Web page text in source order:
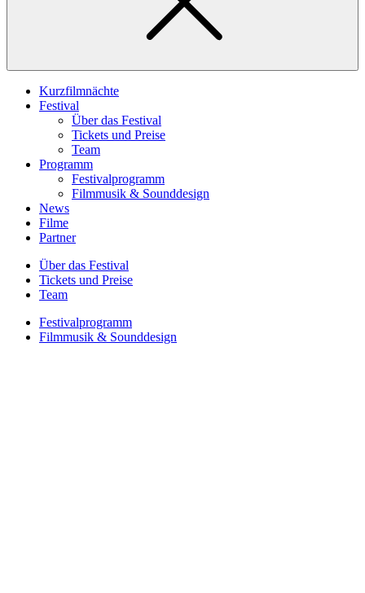
Kurzfilmnächte
Festival
Über das Festival
Tickets und Preise
Team
Programm
Festivalprogramm
Filmmusik & Sounddesign
News
Filme
Partner
Über das Festival
Tickets und Preise
Team
Festivalprogramm
Filmmusik & Sounddesign